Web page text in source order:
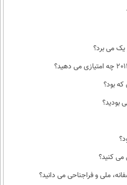
که بود؟
بودید؟
می کنید؟
ملی و فراجناحی می دانید؟